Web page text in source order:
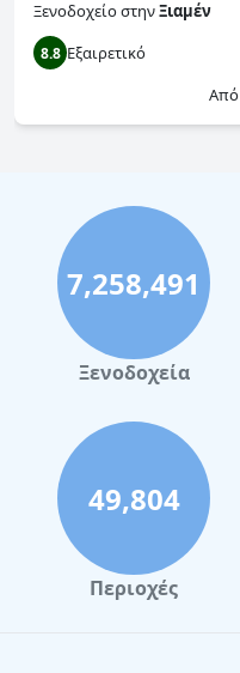
ΞενοδοχείοστηνΞιαμέν
8.8 Εξαιρετικό
Από
7,258,491
Ξενοδοχεία
49,804
Περιοχές